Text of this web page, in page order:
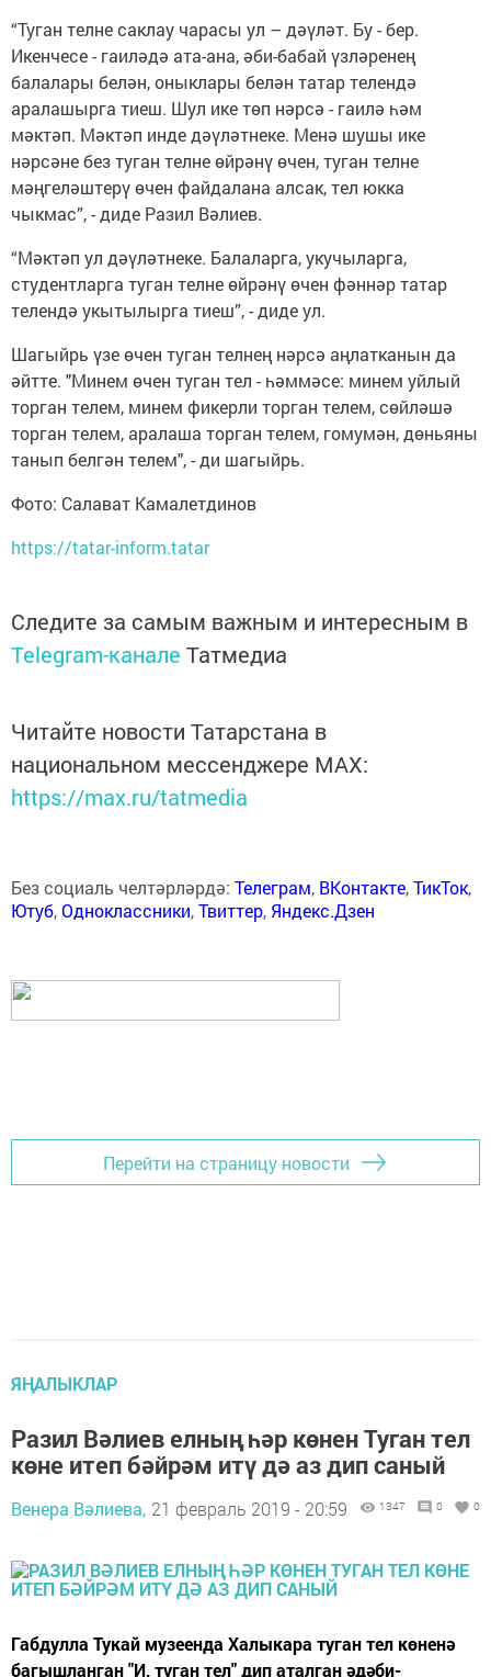
“Туган телне саклау чарасы ул – дәүләт. Бу - бер.
Икенчесе - гаиләдә ата-ана, әби-бабай үзләренең
балалары белән, оныклары белән татар телендә
аралашырга тиеш. Шул ике төп нәрсә - гаилә һәм
мәктәп. Мәктәп инде дәүләтнеке. Менә шушы ике
нәрсәне без туган телне өйрәнү өчен, туган телне
мәңгеләштерү өчен файдалана алсак, тел юкка
чыкмас”, - диде Разил Вәлиев.
“Мәктәп ул дәүләтнеке. Балаларга, укучыларга,
студентларга туган телне өйрәнү өчен фәннәр татар
телендә укытылырга тиеш”, - диде ул.
Шагыйрь үзе өчен туган телнең нәрсә аңлатканын да
әйтте. "Минем өчен туган тел - һәммәсе: минем уйлый
торган телем, минем фикерли торган телем, сөйләшә
торган телем, аралаша торган телем, гомумән, дөньяны
танып белгән телем", - ди шагыйрь.
Фото: Салават Камалетдинов
https://tatar-inform.tatar
Следите за самым важным и интересным в
Telegram-канале Татмедиа
Читайте новости Татарстана в
национальном мессенджере MАХ:
https://max.ru/tatmedia
Без социаль челтәрләрдә: Телеграм, ВКонтакте,ТикТок,
Ютуб,Одноклассники,Твиттер, Яндекс.Дзен
Перейти на страницу новости
ЯҢАЛЫКЛАР
Разил Вәлиев елның һәр көнен Туган тел
көне итеп бәйрәм итү дә аз дип саный
Венера Вәлиева, 21 февраль 2019 - 20:59 1347 0 0
Габдулла Тукай музеенда Халыкара туган тел көненә
багышланган "И, туган тел" дип аталган әдәби-